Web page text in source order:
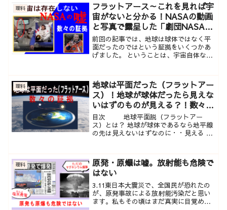
理科
フラットアース～これを見れば宇
宙がないと分かる！NASAの動画
と写真で露呈した「劇団NASA」
の正体
前回の記事では、地球は球体ではなく平
面だったのではという証拠をいくつかあ
げました。 ということは、宇宙自体ない
NASA 」 です...
理科
地球は平面だった（フラットアー
ス）！地球が球体だったら見えな
いはずのものが見える？！数々の
証拠。
目次 地球平面説（フラットアー
ス）とは？ 地球が球体であるなら地平線
の先は見えないはずなのに・・見える 道
下降...
理科
原発・原爆は嘘。放射能も危険で
はない
3.11東日本大震災で、全国民が恐れたの
が、原発事故による放射能汚染だと思い
ます。私もその頃はまだ真実に目覚める